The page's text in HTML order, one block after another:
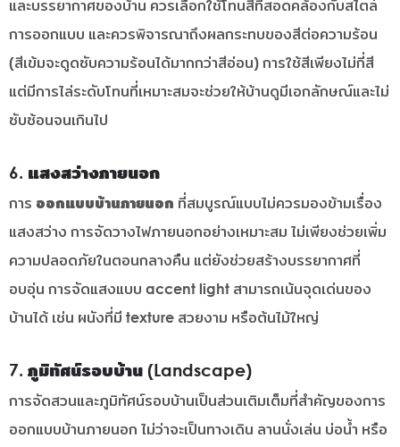
และบรรยากาศของบ้าน ควรเลือกใช้โทนสีที่สอดคล้องกับสไตล์
การออกแบบ และควรพิจารณาถึงผลกระทบของสีต่อความร้อน
(สีเข้มจะดูดซับความร้อนได้มากกว่าสีอ่อน) การใช้สีเพียงไม่กี่สี
แต่มีการไล่ระดับโทนที่เหมาะสมจะช่วยให้บ้านดูมีเอกลักษณ์และไม่
ซับซ้อนจนเกินไป
6. แสงสว่างภายนอก
การ ออกแบบบ้านภายนอก ที่สมบูรณ์แบบไม่ควรมองข้ามเรื่อง
แสงสว่าง การจัดวางไฟภายนอกอย่างเหมาะสม ไม่เพียงช่วยเพิ่ม
ความปลอดภัยในตอนกลางคืน แต่ยังช่วยสร้างบรรยากาศที่
อบอุ่น การจัดแสงแบบ accent light สามารถเน้นจุดเด่นของ
บ้านได้ เช่น ผนังที่มี texture สวยงาม หรือต้นไม้ใหญ่
7. ภูมิทัศน์รอบบ้าน (Landscape)
การจัดสวนและภูมิทัศน์รอบบ้านเป็นส่วนเติมเต็มที่สำคัญของการ
ออกแบบบ้านภายนอก ไม่ว่าจะเป็นทางเดิน ลานนั่งเล่น บ่อน้ำ หรือ